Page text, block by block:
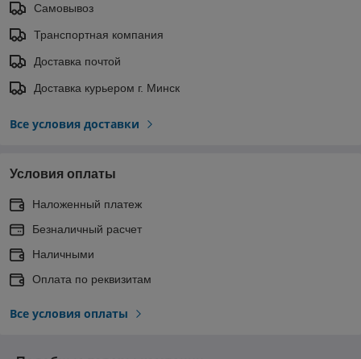
Самовывоз
Транспортная компания
Доставка почтой
Доставка курьером г. Минск
Все условия доставки
Условия оплаты
Наложенный платеж
Безналичный расчет
Наличными
Оплата по реквизитам
Все условия оплаты